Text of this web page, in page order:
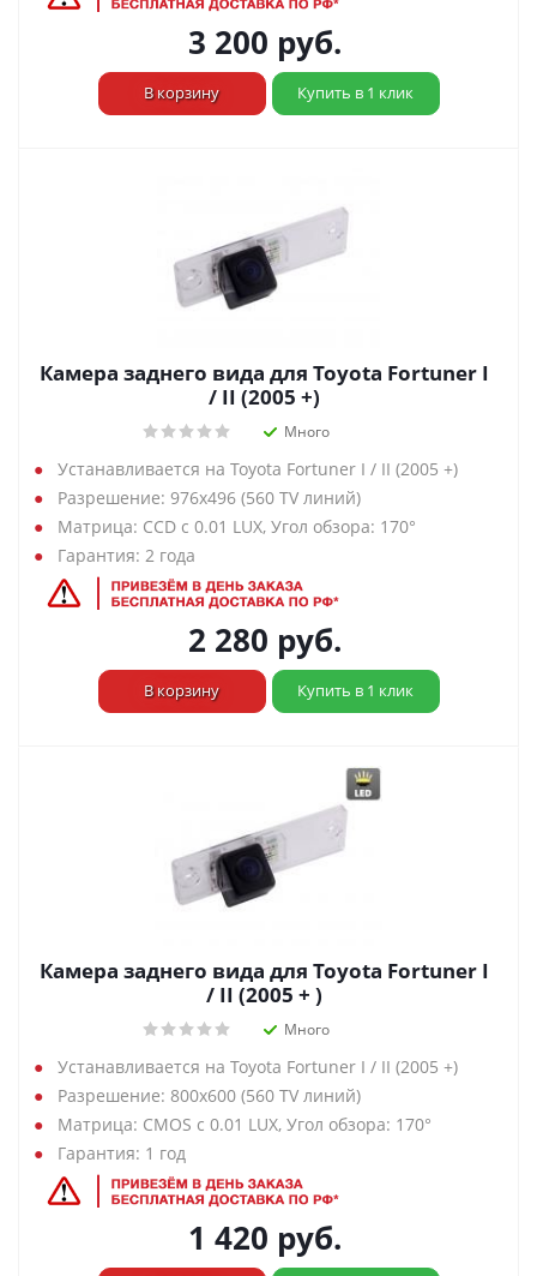
3 200 руб.
В корзину Купить в 1 клик
Камера заднего вида для Toyota Fortuner I
/ II (2005 +)
Много
Устанавливается на Toyota Fortuner I / II (2005 +)
Разрешение: 976х496 (560 TV линий)
Матрица: CCD с 0.01 LUX, Угол обзора: 170°
Гарантия: 2 года
2 280 руб.
В корзину Купить в 1 клик
Камера заднего вида для Toyota Fortuner I
/ II (2005 + )
Много
Устанавливается на Toyota Fortuner I / II (2005 +)
Разрешение: 800х600 (560 TV линий)
Матрица: CMOS с 0.01 LUX, Угол обзора: 170°
Гарантия: 1 год
1 420 руб.